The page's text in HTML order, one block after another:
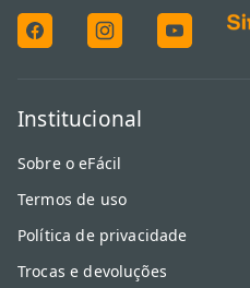
Institucional
Sobre o eFácil
Termos de uso
Política de privacidade
Trocas e devoluções